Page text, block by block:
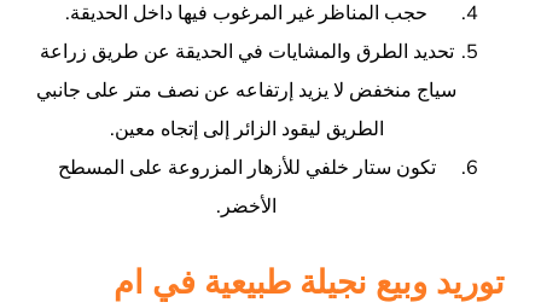
حجب المناظر غير المرغوب فيها داخل الحديقة.
تحديد الطرق والمشايات في الحديقة عن طريق زراعة
سياج منخفض لا يزيد إرتفاعه عن نصف متر على جانبي
الطريق ليقود الزائر إلى إتجاه معين.
تكون ستار خلفي للأزهار المزروعة على المسطح
الأخضر.
توريد وبيع نجيلة طبيعية في ام